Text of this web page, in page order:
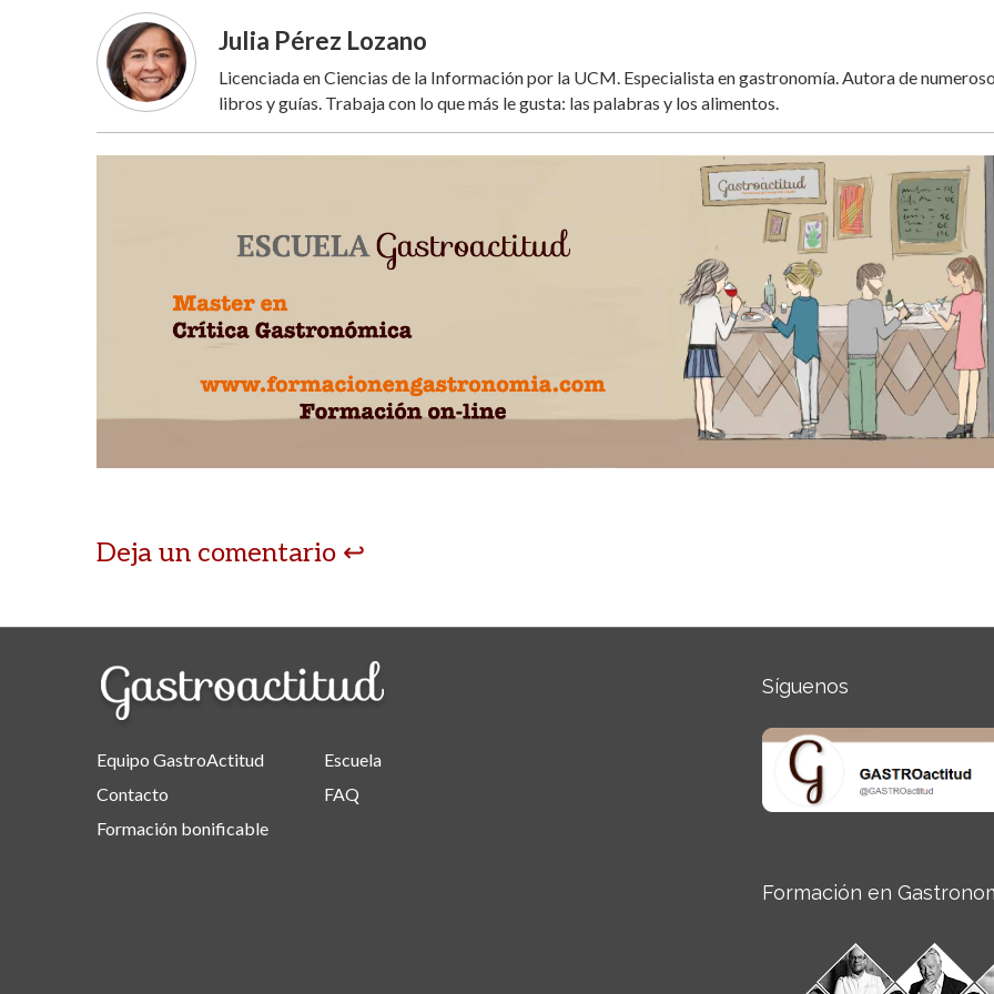
Julia Pérez Lozano
Licenciada en Ciencias de la Información por la UCM. Especialista en gastronomía. Autora de
libros y guías. Trabaja con lo que más le gusta: las palabras y los alimentos.
Deja un comentario
Equipo GastroActitud
Contacto
Formación bonificable
Escuela
FAQ
Síguenos
Formación en